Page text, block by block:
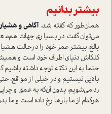
بیشتر بدانیم
همان‌طور که گفته شد، آگاهی و
می‌توان گفت در بسیاری جهات
بالغ، بیشتر عمر خود را در‌حالت
کنکاش دنیای اطراف خود ا‌ست و
حتما به این نکته توجه داشته
بالایی نیستیم و در خیلی از
رد می‌شویم، بدون آن‌که به عمق و
هرکدام از ما بارها رخ داده ا‌ست و ما